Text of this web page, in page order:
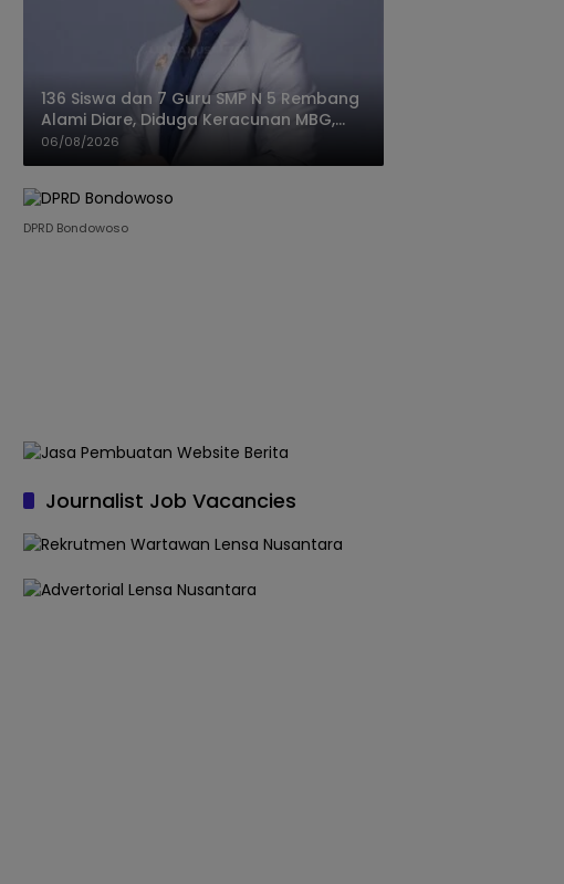
136 Siswa dan 7 Guru SMP N 5 Rembang
Alami Diare, Diduga Keracunan MBG,
Bagas: Harus Tanggung Jawab
06/08/2026
DPRD Bondowoso
Journalist Job Vacancies